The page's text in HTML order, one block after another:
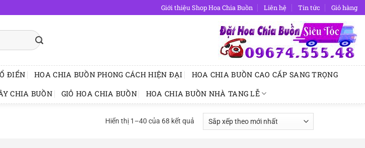
Giới thiệu Shop Hoa Chia Buồn Liên hệ Tin tức Giỏ hàng
ĐIỂN HOA CHIA BUỒN PHONG CÁCH HIỆN ĐẠI
HOA CHIA BUỒN CAO CẤP SANG TRỌNG
CHIA BUỒN GIỎ HOA CHIA BUỒN HOA CHIA BUỒN NHÀ TANG LỄ
Hiển thị 1–40 của 68 kết quảĐã
sắp